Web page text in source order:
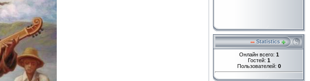
Statistics
Онлайн всего: 1
Гостей: 1
Пользователей: 0